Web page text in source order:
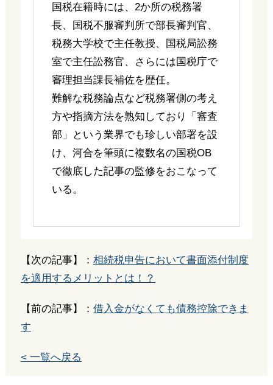
国税在籍時には、2か所の税務署
長、国税不服審判所で部長審判官、
税務大学校で主任教授、国税局訟務
室で主任訟務官、さらには国税庁で
審理担当課長補佐を歴任。
難解な税務論点など税務署側の考え
方や指摘方法を熟知しており「審査
部」という業界でも珍しい部署を設
け、河合を筆頭に複数名の国税OB
で徹底した記事の監修をおこなって
いる。
【次の記事】： 相続税申告において書面添付制度
を適用するメリットとは！？
【前の記事】： 借入金がなくても債務控除できま
す
< 一覧へ戻る